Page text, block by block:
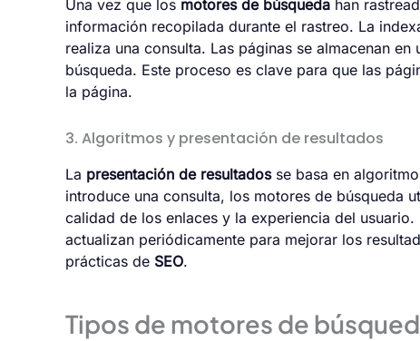
Una vez que los motores de búsqueda han
información recopilada durante el rastreo. La
realiza una consulta. Las páginas se almacenan
búsqueda. Este proceso es clave para que las
la página.
3. Algoritmos y presentación de resultados
La presentación de resultadosse basa en
introduce una consulta, los motores de búsqueda
calidad de los enlaces y la experiencia del
actualizan periódicamente para mejorar los
prácticas de SEO.
Tipos de motores de